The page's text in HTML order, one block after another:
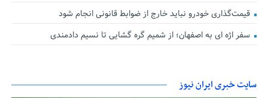
قیمت‌گذاری خودرو نباید خارج از ضوابط قانونی انجام شود
سفر اژه ای به اصفهان؛ از شمیم گره گشایی تا نسیم دادمندی
سایت خبری ایران نیوز